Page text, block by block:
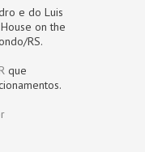
e do Luis
on the
RS.
que